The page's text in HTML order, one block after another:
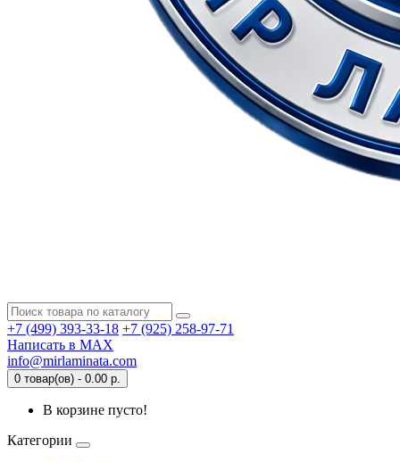
+7 (499) 393-33-18 +7 (925) 258-97-71
Написать в MAX
info@mirlaminata.com
0 товар(ов) - 0.00 р.
В корзине пусто!
Категории